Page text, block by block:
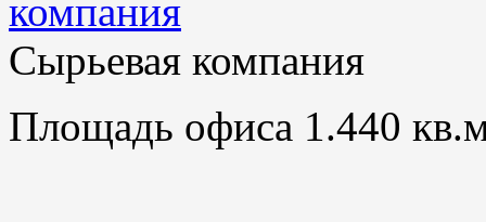
Сырьевая компания
Площадь офиса 1.440